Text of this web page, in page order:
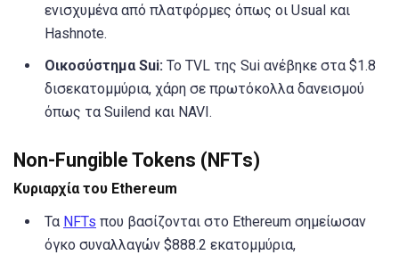
ενισχυμένα από πλατφόρμες όπως οι Usual και
Hashnote.
Οικοσύστημα Sui: Το TVL της Sui ανέβηκε στα $1.8
δισεκατομμύρια, χάρη σε πρωτόκολλα δανεισμού
όπως τα Suilend και NAVI.
Non-Fungible Tokens (NFTs)
Κυριαρχία του Ethereum
Τα NFTs που βασίζονται στο Ethereum σημείωσαν
όγκο συναλλαγών $888.2 εκατομμύρια,